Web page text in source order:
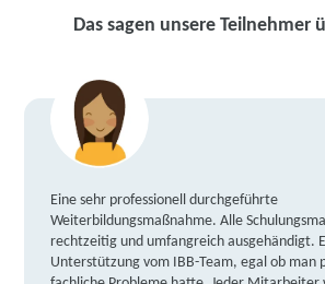
Das sagen unsere Teilnehmer
Eine sehr professionell durchgeführte
Weiterbildungsmaßnahme. Alle
rechtzeitig und umfangreich ausgehändigt.
Unterstützung vom IBB-Team, egal ob man